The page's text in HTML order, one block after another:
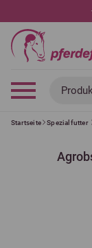
Startseite Spezialfutter